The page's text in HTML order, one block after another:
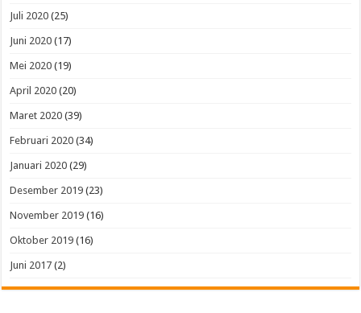
Juli 2020 (25)
Juni 2020 (17)
Mei 2020 (19)
April 2020 (20)
Maret 2020 (39)
Februari 2020 (34)
Januari 2020 (29)
Desember 2019 (23)
November 2019 (16)
Oktober 2019 (16)
Juni 2017 (2)